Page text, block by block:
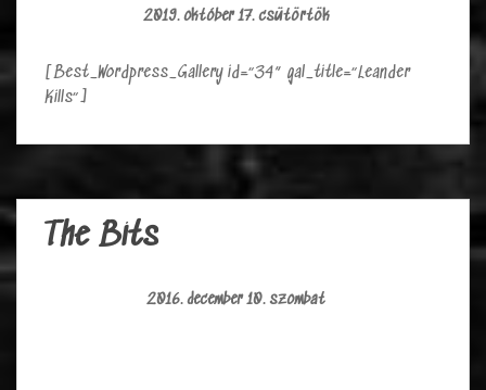
2019. október 17. csütörtök
[Best_Wordpress_Gallery id=”34″ gal_title=”Leander
Kills”]
The Bits
2016. december 10. szombat